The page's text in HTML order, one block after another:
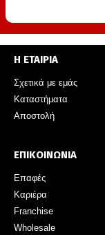
Η ΕΤΑΙΡΙΑ
Σχετικά με εμάς
Καταστήματα
Αποστολή
ΕΠΙΚΟΙΝΩΝΙΑ
Επαφές
Καριέρα
Franchise
Wholesale